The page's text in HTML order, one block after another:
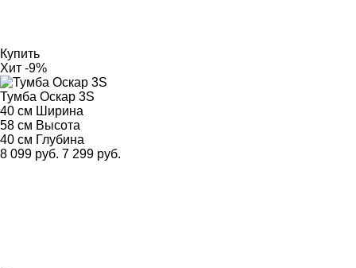
Купить
Хит -9%
Тумба Оскар 3S
40 см Ширина
58 см Высота
40 см Глубина
8 099 руб. 7 299 руб.